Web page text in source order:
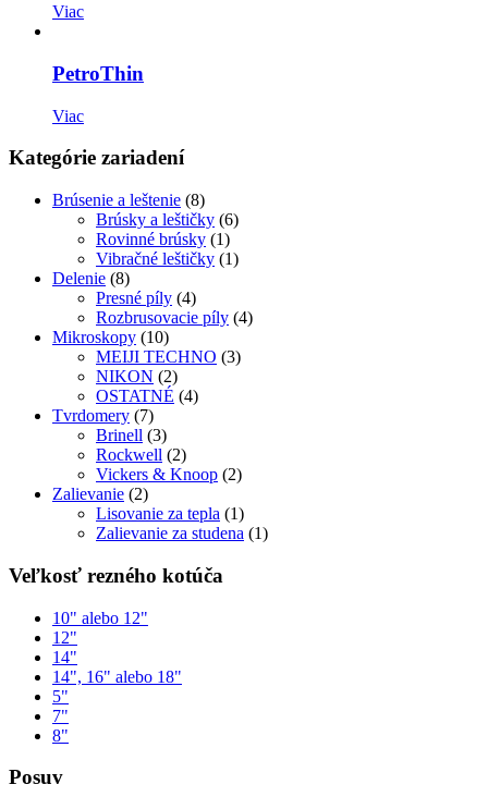
Viac
PetroThin
Viac
Kategórie zariadení
Brúsenie a leštenie (8)
Brúsky a leštičky (6)
Rovinné brúsky (1)
Vibračné leštičky (1)
Delenie (8)
Presné píly (4)
Rozbrusovacie píly (4)
Mikroskopy (10)
MEIJI TECHNO (3)
NIKON (2)
OSTATNÉ (4)
Tvrdomery (7)
Brinell (3)
Rockwell (2)
Vickers & Knoop (2)
Zalievanie (2)
Lisovanie za tepla (1)
Zalievanie za studena (1)
Veľkosť rezného kotúča
10" alebo 12"
12"
14"
14", 16" alebo 18"
5"
7"
8"
Posuv